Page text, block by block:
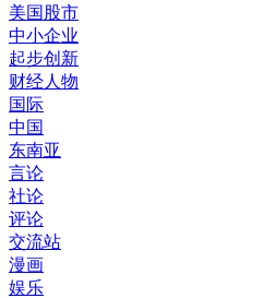
美国股市
中小企业
起步创新
财经人物
国际
中国
东南亚
言论
社论
评论
交流站
漫画
娱乐